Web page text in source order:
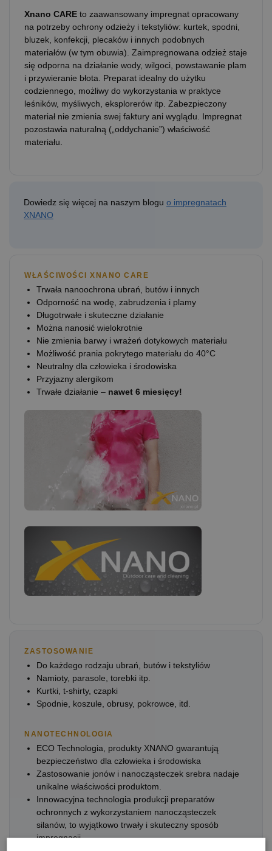
Xnano CARE to zaawansowany impregnat opracowany
na potrzeby ochrony odzieży i tekstyliów: kurtek, spodni,
bluzek, konfekcji, plecaków i innych podobnych
materiałów (w tym obuwia). Zaimpregnowana odzież staje
się odporna na działanie wody, wilgoci, powstawanie plam
i przywieranie błota. Preparat idealny do użytku
codziennego, możliwy do wykorzystania w praktyce
leśników, myśliwych, eksplorerów itp. Zabezpieczony
materiał nie zmienia swej faktury ani wyglądu. Impregnat
pozostawia naturalną („oddychanie”) właściwość
materiału.
Dowiedz się więcej na naszym blogu o impregnatach
XNANO
WŁAŚCIWOŚCI XNANO CARE
Trwała nanoochrona ubrań, butów i innych
Odporność na wodę, zabrudzenia i plamy
Długotrwałe i skuteczne działanie
Można nanosić wielokrotnie
Nie zmienia barwy i wrażeń dotykowych materiału
Możliwość prania pokrytego materiału do 40°C
Neutralny dla człowieka i środowiska
Przyjazny alergikom
Trwałe działanie – nawet 6 miesięcy!
ZASTOSOWANIE
Do każdego rodzaju ubrań, butów i tekstyliów
Namioty, parasole, torebki itp.
Kurtki, t-shirty, czapki
Spodnie, koszule, obrusy, pokrowce, itd.
NANOTECHNOLOGIA
ECO Technologia, produkty XNANO gwarantują
bezpieczeństwo dla człowieka i środowiska
Zastosowanie jonów i nanocząsteczek srebra nadaje
unikalne właściwości produktom.
Innowacyjna technologia produkcji preparatów
ochronnych z wykorzystaniem nanocząsteczek
silanów, to wyjątkowo trwały i skuteczny sposób
impregnacji